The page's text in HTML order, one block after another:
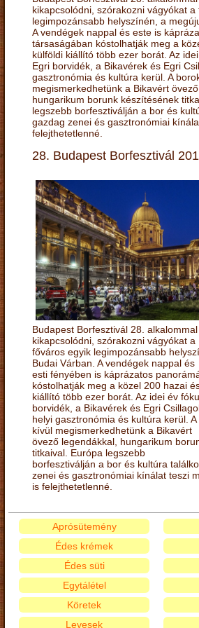
kikapcsolódni, szórakozni vágyókat a
legimpozánsabb helyszínén, a
A vendégek nappal és este is
társaságában kóstolhatják meg a
külföldi kiállító több ezer borát. Az
Egri borvidék, a Bikavérek és Egri
gasztronómia és kultúra kerül. A
megismerkedhetünk a Bikavért
hungarikum borunk készítésének
legszebb borfesztiválján a bor és
gazdag zenei és gasztronómiai
felejthetetlenné.
28. Budapest Borfesztivál
Budapest Borfesztivál 28.
kikapcsolódni, szórakozni vágyókat a
főváros egyik legimpozánsabb
Budai Várban. A vendégek nappal és
esti fényében is káprázatos
kóstolhatják meg a közel 200 hazai
kiállító több ezer borát. Az idei év
borvidék, a Bikavérek és Egri
helyi gasztronómia és kultúra kerül.
kívül megismerkedhetünk a Bikavért
övező legendákkal, hungarikum
titkaival. Európa legszebb
borfesztiválján a bor és kultúra
zenei és gasztronómiai kínálat teszi
is felejthetetlenné.
Aprósütemény
Édes krémek
Édes süti
Egytálétel
Köretek
Levesek